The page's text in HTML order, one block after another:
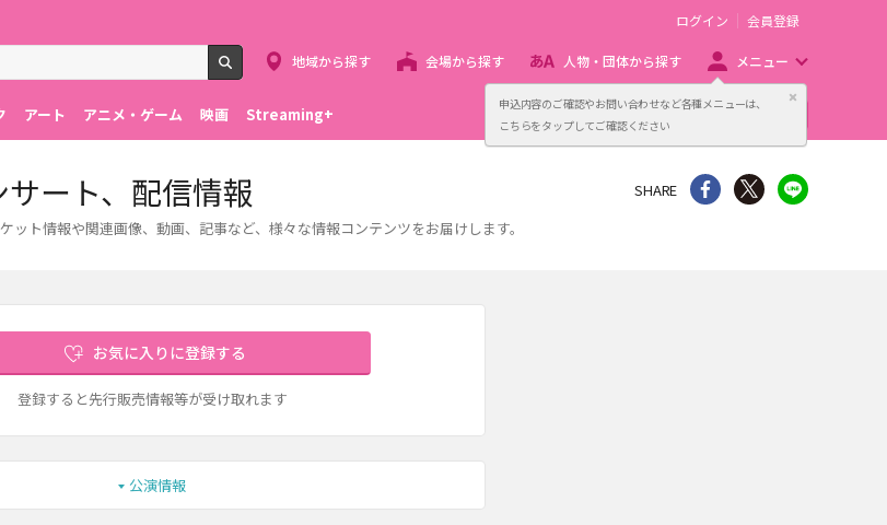
申込内容のご確認やお問い合わせなど各種メニューは、
こちらをタップしてご確認ください
閉じる
検索
ログイン 会員登録
地域から探す 会場から探す 人物・団体から探す メニュー
アート アニメ・ゲーム 映画 Streaming+ 主催者向け販売サービス
サート、配信情報
ト情報や関連画像、動画、記事など、様々な情報コンテンツをお届けします。
SHARE シェア Twitter
お気に入りに登録する
登録すると先行販売情報等が受け取れます
公演情報